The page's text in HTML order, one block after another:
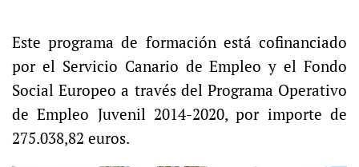
Este programa de formación está cofinanciado
por el Servicio Canario de Empleo y el Fondo
Social Europeo a través del Programa Operativo
de Empleo Juvenil 2014-2020, por importe de
275.038,82 euros.